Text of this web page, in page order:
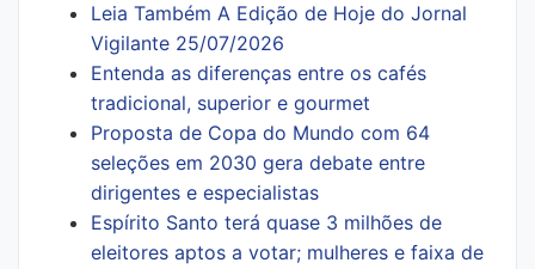
Leia Também A Edição de Hoje do Jornal
Vigilante 25/07/2026
Entenda as diferenças entre os cafés
tradicional, superior e gourmet
Proposta de Copa do Mundo com 64
seleções em 2030 gera debate entre
dirigentes e especialistas
Espírito Santo terá quase 3 milhões de
eleitores aptos a votar; mulheres e faixa de